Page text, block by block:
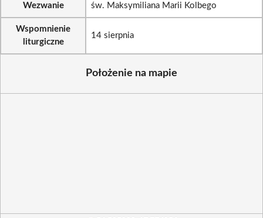
Wezwanie św. Maksymiliana Marii Kolbego
Wspomnienie
liturgiczne
14 sierpnia
Położenie na mapie